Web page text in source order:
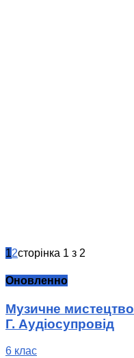
12сторінка 1 з 2
Оновленно
Музичне
Г. Аудіосупровід
6 клас